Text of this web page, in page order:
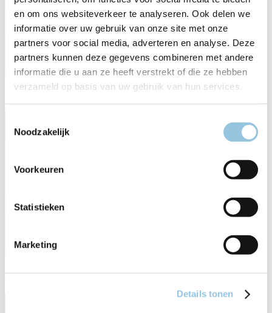
en om ons websiteverkeer te analyseren. Ook delen we
informatie over uw gebruik van onze site met onze
partners voor social media, adverteren en analyse. Deze
partners kunnen deze gegevens combineren met andere
informatie die u aan ze heeft verstrekt of die ze hebben
verzameld op basis van uw gebruik van hun services.
Noodzakelijk
Voorkeuren
Statistieken
Marketing
Details tonen
B-3030 MY26
€ 3.989,00